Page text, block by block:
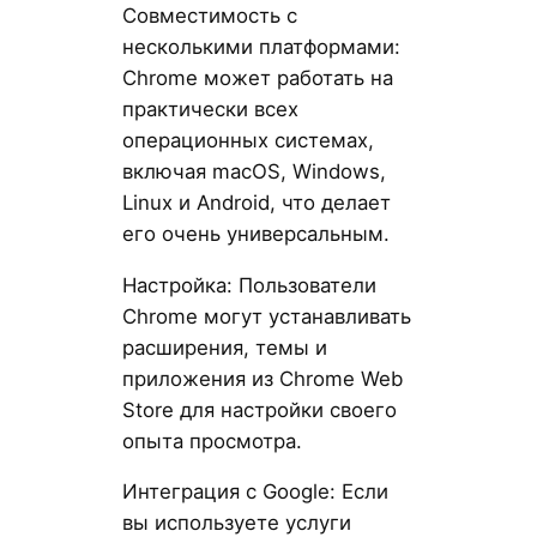
Совместимость с
несколькими платформами:
Chrome может работать на
практически всех
операционных системах,
включая macOS, Windows,
Linux и Android, что делает
его очень универсальным.
Настройка: Пользователи
Chrome могут устанавливать
расширения, темы и
приложения из Chrome Web
Store для настройки своего
опыта просмотра.
Интеграция с Google: Если
вы используете услуги